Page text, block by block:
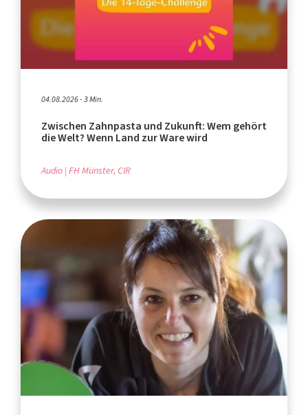
04.08.2026 - 3 Min.
Zwischen Zahnpasta und Zukunft: Wem gehört
die Welt? Wenn Land zur Ware wird
Audio FH Münster, CIR